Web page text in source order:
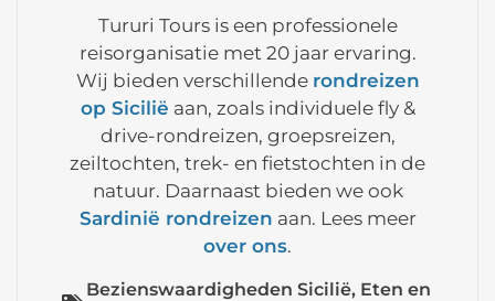
Tururi Tours is een professionele
reisorganisatie met 20 jaar ervaring.
Wij bieden verschillende rondreizen
op Sicilië aan, zoals individuele fly &
drive-rondreizen, groepsreizen,
zeiltochten, trek- en fietstochten in de
natuur. Daarnaast bieden we ook
Sardinië rondreizen aan. Lees meer
over ons.
Bezienswaardigheden Sicilië, Eten en